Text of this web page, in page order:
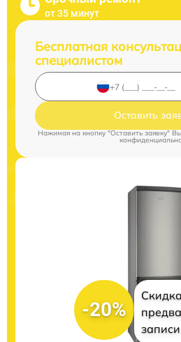
от 35 минут
Бесплатная
специалистом
Оставить
Нажимая на кнопку "Оставить заявку"
-20%